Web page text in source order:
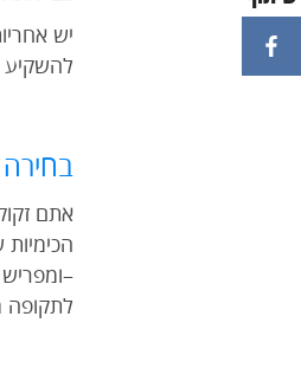
יש
להשקיע
בחירה
אתם
לתקופה